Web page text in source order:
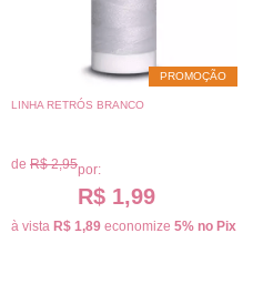
PROMOÇÃO
LINHA RETRÓS BRANCO
de R$ 2,95por:
R$ 1,99
à vista R$ 1,89 economize 5% no Pix